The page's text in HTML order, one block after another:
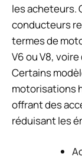
les acheteurs.
conducteurs
termes de
V6 ou V8,
Certains
motorisations
offrant des
réduisant les